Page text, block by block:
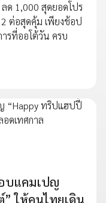
ด 1,000 สุดยอดโปร
ต่อสุดคุ้ม เพียงช้อป
รที่ออโต้วัน ครบ
บแคมเปญ
ให้คนไทยเดิน